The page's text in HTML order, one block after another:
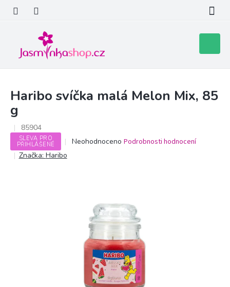
obsah
košík
Haribo svíčka malá Melon Mix, 85
g
85904
SLEVA PRO
PŘIHLÁŠENÉ
Průměrné
hvězdiček.
Neohodnoceno Podrobnosti hodnocení
Značka: Haribo